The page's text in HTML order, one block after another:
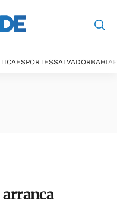
ESPORTESSALVADORBAHIA